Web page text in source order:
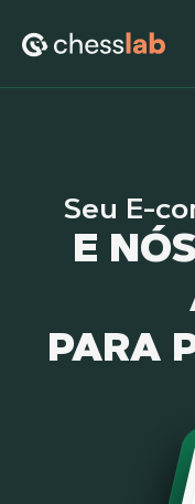
Seu E-
Seu E-
E NÓS
PARA
E
PARA